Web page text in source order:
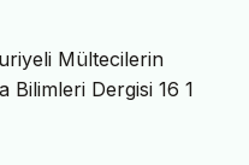
Mültecilerin
Bilimleri Dergisi 16 1